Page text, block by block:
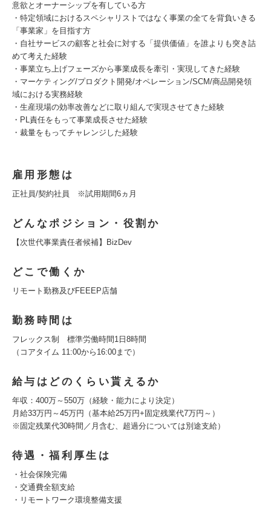
意欲とオーナーシップを有している方
・特定領域におけるスペシャリストではなく事業の全てを背負いきる
「事業家」を目指す方
・自社サービスの顧客と社会に対する「提供価値」を誰よりも突き詰
めて考えた経験
・事業立ち上げフェーズから事業成長を牽引・実現してきた経験
・マーケティング/プロダクト開発/オペレーション/SCM/商品開発領
域における実務経験
・生産現場の効率改善などに取り組んで実現させてきた経験
・PL責任をもって事業成長させた経験
・裁量をもってチャレンジした経験
雇用形態は
正社員/契約社員 ※試用期間6ヵ月
どんなポジション・役割か
【次世代事業責任者候補】BizDev
どこで働くか
リモート勤務及びFEEEP店舗
勤務時間は
フレックス制 標準労働時間1日8時間
（コアタイム 11:00から16:00まで）
給与はどのくらい貰えるか
年収：400万～550万（経験・能力により決定）
月給33万円～45万円（基本給25万円+固定残業代7万円～）
※固定残業代30時間／月含む、超過分については別途支給）
待遇・福利厚生は
・社会保険完備
・交通費全額支給
・リモートワーク環境整備支援